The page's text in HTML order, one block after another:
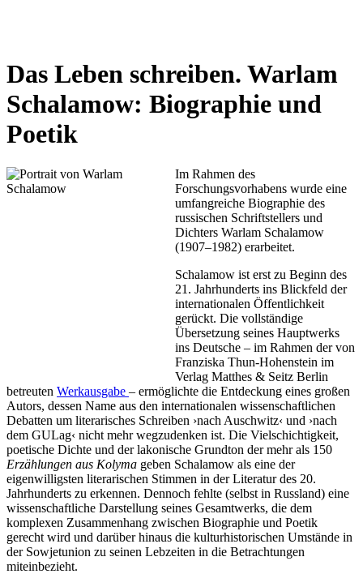
Das Leben schreiben. Warlam
Schalamow: Biographie und
Poetik
Im Rahmen des
Forschungsvorhabens wurde eine
umfangreiche Biographie des
russischen Schriftstellers und
Dichters Warlam Schalamow
(1907–1982) erarbeitet.
Schalamow ist erst zu Beginn des
21. Jahrhunderts ins Blickfeld der
internationalen Öffentlichkeit
gerückt. Die vollständige
Übersetzung seines Hauptwerks
ins Deutsche – im Rahmen der von
Franziska Thun-Hohenstein im
Verlag Matthes & Seitz Berlin
betreuten Werkausgabe – ermöglichte die Entdeckung eines großen
Autors, dessen Name aus den internationalen wissenschaftlichen
Debatten um literarisches Schreiben ›nach Auschwitz‹ und ›nach
dem GULag‹ nicht mehr wegzudenken ist. Die Vielschichtigkeit,
poetische Dichte und der lakonische Grundton der mehr als 150
Erzählungen aus Kolyma geben Schalamow als eine der
eigenwilligsten literarischen Stimmen in der Literatur des 20.
Jahrhunderts zu erkennen. Dennoch fehlte (selbst in Russland) eine
wissenschaftliche Darstellung seines Gesamtwerks, die dem
komplexen Zusammenhang zwischen Biographie und Poetik
gerecht wird und darüber hinaus die kulturhistorischen Umstände in
der Sowjetunion zu seinen Lebzeiten in die Betrachtungen
miteinbezieht.